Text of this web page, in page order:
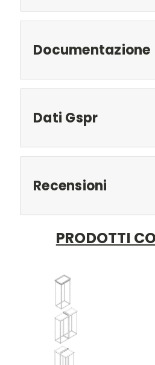
Documentazione
Dati Gspr
Recensioni
PRODOTTI